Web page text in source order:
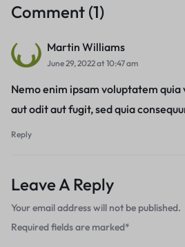
Comment (1)
Martin Williams
June 29, 2022 at 10:47 am
Nemo enim ipsam voluptatem
aut odit aut fugit, sed quia
Reply
Leave A Reply
Your email address will not be published.
Required fields are marked*